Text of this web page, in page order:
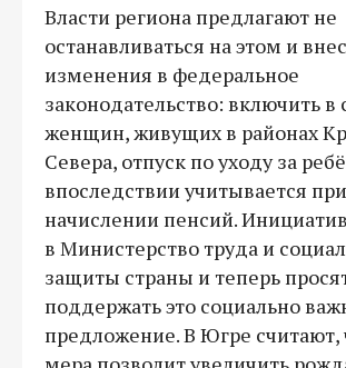
Власти региона предлагают не
останавливаться на этом и
изменения в федеральное
законодательство: включить в
женщин, живущих в районах
Севера, отпуск по уходу за
впоследствии учитывается
начислении пенсий.
в Министерство труда и
защиты страны и теперь
поддержать это социально
предложение. В Югре считают,